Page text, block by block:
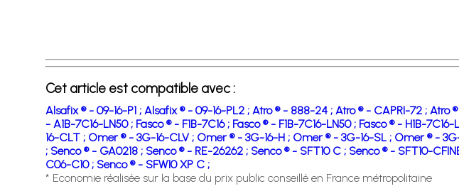
Cet article est compatible avec :
Alsafix ® - 09-16-P1 ; Alsafix ® - 09-16-PL2 ; Atro ® - 888-24 ; Atro ® - CAPRI-72 ; Atro
- A1B-7C16-LN50 ; Fasco ® - F1B-7C16 ; Fasco ® - F1B-7C16-LN50 ; Fasco ® - H1B-7C16-
16-CLT ; Omer ® - 3G-16-CLV ; Omer ® - 3G-16-H ; Omer ® - 3G-16-SL ; Omer ® -
; Senco ® - GA0218 ; Senco ® - RE-26262 ; Senco ® - SFT10 C ; Senco ® - SFT10-
C06-C10 ; Senco ® - SFW10 XP C ;
* Economie réalisée sur la base du prix public conseillé en France métropolitaine